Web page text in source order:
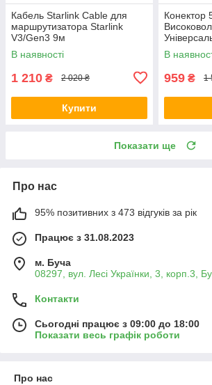
Кабель Starlink Cable для
маршрутизатора Starlink
V3/Gen3 9м
В наявності
1 210 ₴ 2 020 ₴
Купити
Конектор
Чорний
В
959 ₴ 1
Показати ще
Про нас
95% позитивних з 473 відгуків за рік
Працює з 31.08.2023
м. Буча
08297, вул. Лесі Українки, 3, корп.3,
Контакти
Сьогодні працює з 09:00 до 18:00
Показати весь графік роботи
Про нас